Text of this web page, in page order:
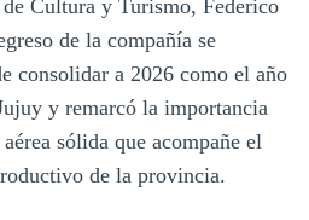
Cultura y Turismo, Federico
de la compañía se
consolidar a 2026 como el año
y remarcó la importancia
sólida que acompañe el
de la provincia.